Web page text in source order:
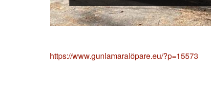
https://www.gunlamaralöpare.eu/?p=15573